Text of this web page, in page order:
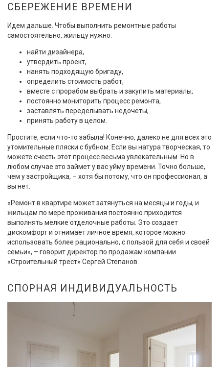
СБЕРЕЖЕНИЕ ВРЕМЕНИ
Идем дальше. Чтобы выполнить ремонтные работы
самостоятельно, жильцу нужно:
найти дизайнера,
утвердить проект,
нанять подходящую бригаду,
определить стоимость работ,
вместе с прорабом выбрать и закупить материалы,
постоянно мониторить процесс ремонта,
заставлять переделывать недочеты,
принять работу в целом.
Простите, если что-то забыла! Конечно, далеко не для всех это
утомительные пляски с бубном. Если вы натура творческая, то
можете счесть этот процесс весьма увлекательным. Но в
любом случае это займет у вас уйму времени. Точно больше,
чем у застройщика, – хотя бы потому, что он профессионал, а
вы нет.
«Ремонт в квартире может затянуться на месяцы и годы, и
жильцам по мере проживания постоянно приходится
выполнять мелкие отделочные работы. Это создает
дискомфорт и отнимает личное время, которое можно
использовать более рационально, с пользой для себя и своей
семьи», – говорит директор по продажам компании
«Строительный трест» Сергей Степанов.
СПОРНАЯ ИНДИВИДУАЛЬНОСТЬ